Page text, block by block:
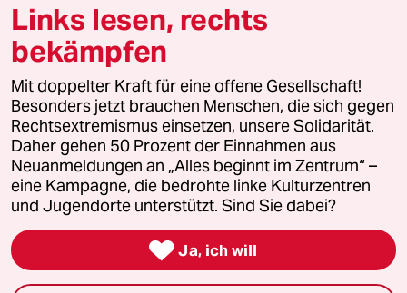
© 2026 taz Verlags und Vertriebs GmbH
Alle Rechte vorbehalten. Bei rechtlichen Fragen oder für Genehmigungen
wenden Sie sich bitte an
lizenzen@taz.de
Feedback Redaktionsstatut Kommune-Richtlinien
Leitlinie Informant Datenschutz Impressum AGB
Seitenwende Einwilligungen widerrufen (Ads)
Links lesen, rechts
bekämpfen
Mit doppelter Kraft für eine offene Gesellschaft!
Besonders jetzt brauchen Menschen, die sich gegen
Rechtsextremismus einsetzen, unsere Solidarität.
Daher gehen 50 Prozent der Einnahmen aus
Neuanmeldungen an „Alles beginnt im Zentrum“ –
eine Kampagne, die bedrohte linke Kulturzentren
und Jugendorte unterstützt. Sind Sie dabei?
 Ja, ich will